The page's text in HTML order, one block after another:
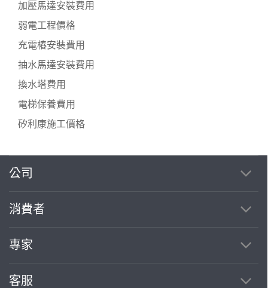
加壓馬達安裝費用
弱電工程價格
充電樁安裝費用
抽水馬達安裝費用
換水塔費用
電梯保養費用
矽利康施工價格
公司
消費者
專家
客服